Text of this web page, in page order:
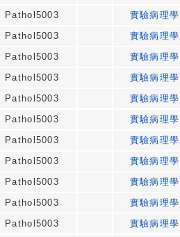
Pathol5003
實驗病理學
Pathol5003
實驗病理學
Pathol5003
實驗病理學
Pathol5003
實驗病理學
Pathol5003
實驗病理學
Pathol5003
實驗病理學
Pathol5003
實驗病理學
Pathol5003
實驗病理學
Pathol5003
實驗病理學
Pathol5003
實驗病理學
Pathol5003
實驗病理學